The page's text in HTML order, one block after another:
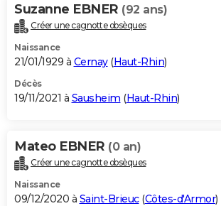
Suzanne EBNER (92 ans)
Créer une cagnotte obsèques
Naissance
21/01/1929 à Cernay(Haut-Rhin)
Décès
19/11/2021 à Sausheim (Haut-Rhin)
Mateo EBNER (0 an)
Créer une cagnotte obsèques
Naissance
09/12/2020 à Saint-Brieuc(Côtes-d'Armor)